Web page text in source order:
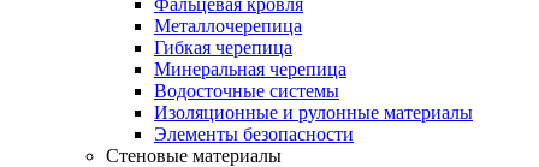
Металлочерепица
Гибкая черепица
Минеральная черепица
Водосточные системы
Изоляционные и рулонные материалы
Элементы безопасности
Стеновые материалы